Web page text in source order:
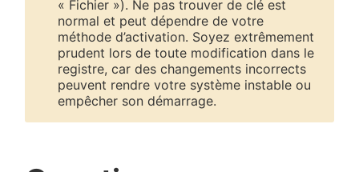
« Fichier »). Ne pas trouver de clé est
normal et peut dépendre de votre
méthode d’activation. Soyez extrêmement
prudent lors de toute modification dans le
registre, car des changements incorrects
peuvent rendre votre système instable ou
empêcher son démarrage.